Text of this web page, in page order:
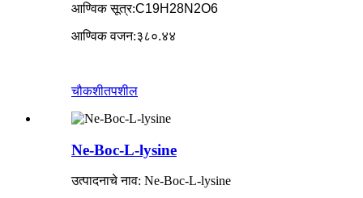
आण्विक सूत्र:C19H28N2O6
आण्विक वजन:३८०.४४
चौकशीतपशील
Ne-Boc-L-lysine
उत्पादनाचे नाव: Ne-Boc-L-lysine